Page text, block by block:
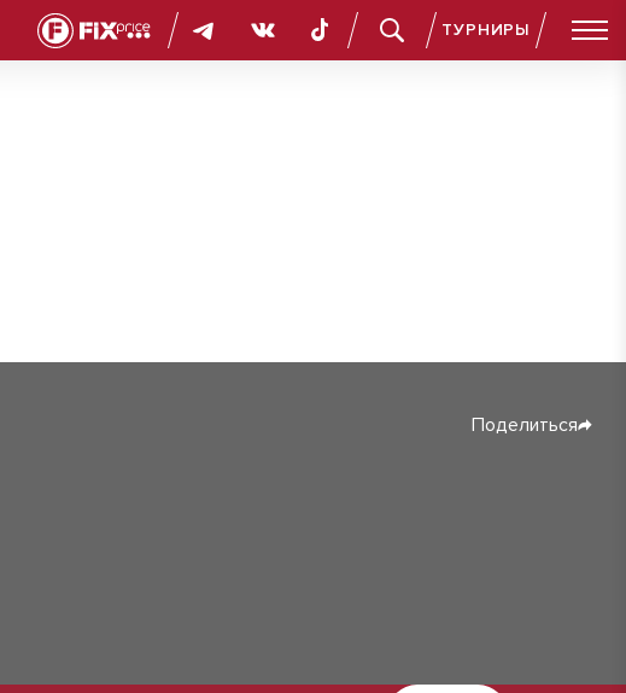
ТУРНИРЫ
Поделиться